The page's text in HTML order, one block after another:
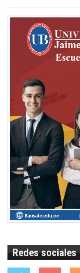
Redes sociales